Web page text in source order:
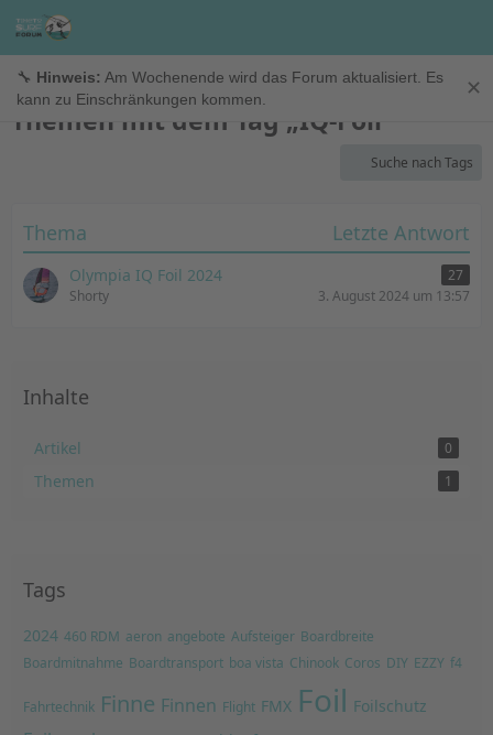
🔧 Hinweis: Am Wochenende wird das Forum aktualisiert. Es
kann zu Einschränkungen kommen.
✕
TimeTo.Surf Forum
Themen mit dem Tag „IQ-Foil“
Suche nach Tags
Thema Letzte Antwort
Olympia IQ Foil 2024
27
Shorty
3. August 2024 um 13:57
Inhalte
Artikel 0
Themen 1
Tags
2024 460 RDM aeron angebote Aufsteiger Boardbreite
Boardmitnahme Boardtransport boa vista Chinook Coros DIY EZZY f4
Fahrtechnik Finne Finnen Flight FMX Foil Foilschutz